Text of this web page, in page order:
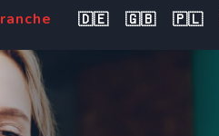
🇩🇪 🇬🇧 🇵🇱